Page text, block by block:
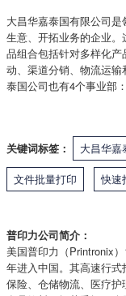
大昌华嘉泰国有限公司
生意、开拓业务的企业
品组合包括针对多样化
动、渠道分销、物流运
泰国公司也有4个事业部
关键词标签： 大昌华嘉
文件批量打印
快速
普印力公司简介：
美国普印力（Printronix
年进入中国。其高速行
保险、仓储物流、医疗护